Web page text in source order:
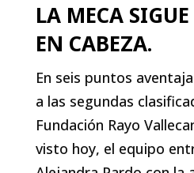
LA MECA
EN CABEZA.
En seis puntos
a las segundas
Fundación Rayo
visto hoy, el equipo